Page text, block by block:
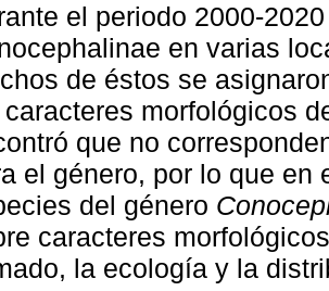
el periodo 2000-
en varias
de éstos se
morfológicos
que no
el género, por lo que en
del género
caracteres
la ecología y la